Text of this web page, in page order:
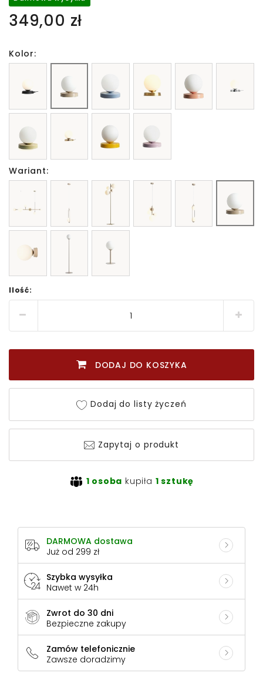
349,00 zł
Kolor:
Wariant:
Ilość:
DODAJ DO KOSZYKA
Dodaj do listy życzeń
Zapytaj o produkt
1 osoba kupiła 1 sztukę
DARMOWA dostawa
Już od 299 zł
Szybka wysyłka
Nawet w 24h
Zwrot do 30 dni
Bezpieczne zakupy
Zamów telefonicznie
Zawsze doradzimy